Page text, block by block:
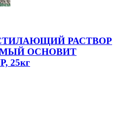
РАСТВОР
ОСНОВИТ
25кг